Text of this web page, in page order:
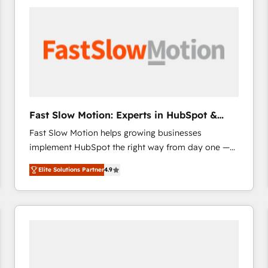
scale. 🏆 HubSpot’s CEO called us “the partner of the
future.” Others agree it is proof of trust built through
Fast Slow Motion: Experts in HubSpot &
Salesforce
Fast Slow Motion helps growing businesses
implement HubSpot the right way from day one —
with the flexibility to scale as complexity increases.
Highly certified in both HubSpot and Salesforce, we
bring deep experience in CRM implementation,
integrations, and data migration across modern
Elite Solutions Partner4.9